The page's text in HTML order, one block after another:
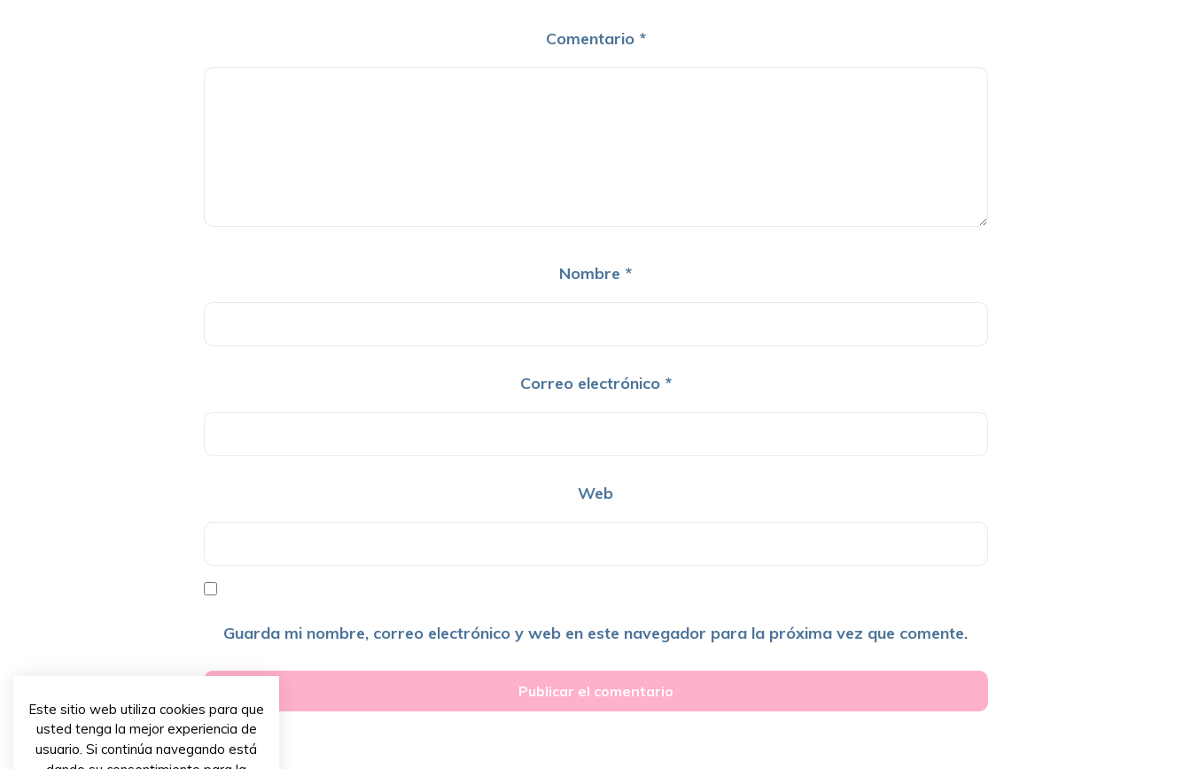
Comentario *
Nombre *
Correo electrónico *
Web
Guarda mi nombre, correo electrónico y web en este navegador para la próxima vez que comente.
Este sitio web utiliza cookies para que
usted tenga la mejor experiencia de
usuario. Si continúa navegando está